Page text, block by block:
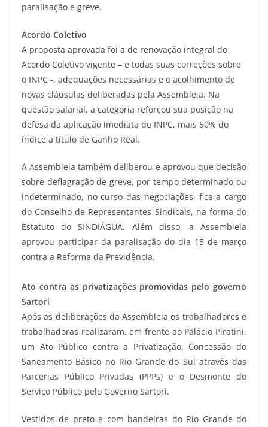
paralisação e greve.
Acordo Coletivo
A proposta aprovada foi a de renovação integral do
Acordo Coletivo vigente – e todas suas correções sobre
o INPC -, adequações necessárias e o acolhimento de
novas cláusulas deliberadas pela Assembleia. Na
questão salarial, a categoria reforçou sua posição na
defesa da aplicação imediata do INPC, mais 50% do
índice a título de Ganho Real.
A Assembleia também deliberou e aprovou que decisão
sobre deflagração de greve, por tempo determinado ou
indeterminado, no curso das negociações, fica a cargo
do Conselho de Representantes Sindicais, na forma do
Estatuto do SINDIÁGUA. Além disso, a Assembleia
aprovou participar da paralisação do dia 15 de março
contra a Reforma da Previdência.
Ato contra as privatizações promovidas pelo governo
Sartori
Após as deliberações da Assembleia os trabalhadores e
trabalhadoras realizaram, em frente ao Palácio Piratini,
um Ato Público contra a Privatização, Concessão do
Saneamento Básico no Rio Grande do Sul através das
Parcerias Público Privadas (PPPs) e o Desmonte do
Serviço Público pelo Governo Sartori.
Vestidos de preto e com bandeiras do Rio Grande do